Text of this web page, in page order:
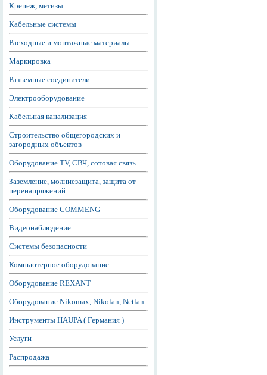
Крепеж, метизы
Кабельные системы
Расходные и монтажные материалы
Маркировка
Разъемные соединители
Электрооборудование
Кабельная канализация
Строительство общегородских и
загородных объектов
Оборудование TV, СВЧ, сотовая связь
Заземление, молниезащита, защита от
перенапряжений
Оборудование COMMENG
Видеонаблюдение
Системы безопасности
Компьютерное оборудование
Оборудование REXANT
Оборудование Nikomax, Nikolan, Netlan
Инструменты HAUPA ( Германия )
Услуги
Распродажа